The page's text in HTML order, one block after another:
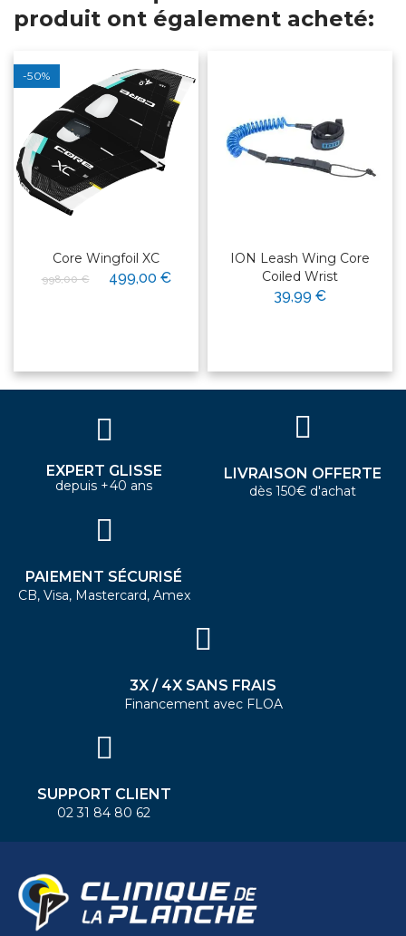
produit ont également acheté:
-50%
Core Wingfoil XC
998,00 € 499,00 €
ION Leash Wing Core
Coiled Wrist
39,99 €
EXPERT GLISSE
depuis +40 ans
LIVRAISON OFFERTE
dès 150€ d'achat
PAIEMENT SÉCURISÉ
CB, Visa, Mastercard, Amex
3X / 4X SANS FRAIS
Financement avec FLOA
SUPPORT CLIENT
02 31 84 80 62